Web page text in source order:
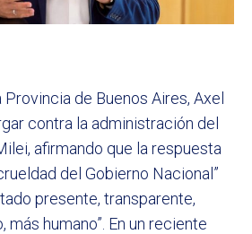
Provincia de Buenos Aires, Axel
contra la administración del
afirmando que la respuesta
del Gobierno Nacional”
presente, transparente,
más humano”. En un reciente